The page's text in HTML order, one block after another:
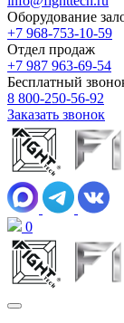
Оборудование
+7 968-753-10-59
Отдел продаж
+7 987 963-69-54
Бесплатный
8 800-250-56-92
Заказать звонок
0